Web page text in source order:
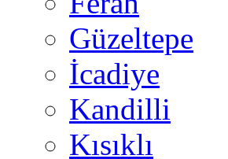
Güzeltepe
İcadiye
Kandilli
Kısıklı